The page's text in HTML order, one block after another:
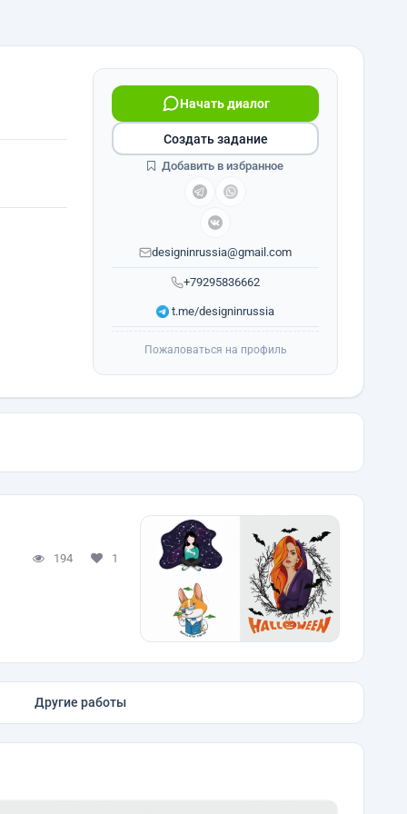
+79295836662
Начать диалог
designinrussia@gmail.com
t.me/designinrussia
Создать задание
Добавить в избранное
Пожаловаться на профиль
194 1
Другие работы